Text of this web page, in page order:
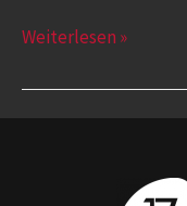
Weiterlesen »